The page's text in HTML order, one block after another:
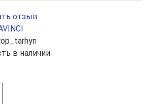
отзыв
в наличии